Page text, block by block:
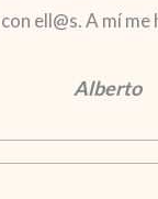
ell@s. A mí
Alberto